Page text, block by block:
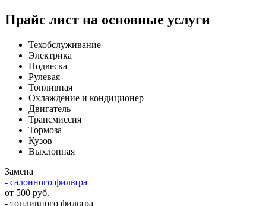
Прайс лист на основные услуги
Техобслуживание
Электрика
Подвеска
Рулевая
Топливная
Охлаждение и кондиционер
Двигатель
Трансмиссия
Тормоза
Кузов
Выхлопная
Замена
- салонного фильтра
от 500 руб.
- топливного фильтра